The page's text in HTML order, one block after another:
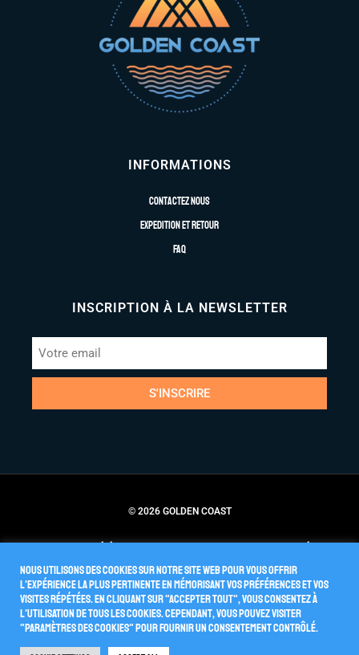
INFORMATIONS
Contactez nous
Expedition et retour
FAQ
INSCRIPTION À LA NEWSLETTER
S'INSCRIRE
© 2026 GOLDEN COAST
Nous utilisons des cookies sur notre site Web pour vous offrir
l'expérience la plus pertinente en mémorisant vos préférences et vos
visites répétées. En cliquant sur "Accepter tout", vous consentez à
l'utilisation de TOUS les cookies. Cependant, vous pouvez visiter
"Paramètres des cookies" pour fournir un consentement contrôlé.